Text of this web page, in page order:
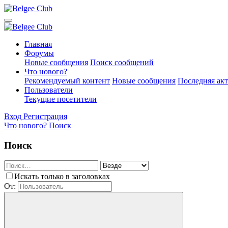
Главная
Форумы
Новые сообщения Поиск сообщений
Что нового?
Рекомендуемый контент Новые сообщения Последняя
Пользователи
Текущие посетители
Вход Регистрация
Что нового? Поиск
Поиск
Искать только в заголовках
От: